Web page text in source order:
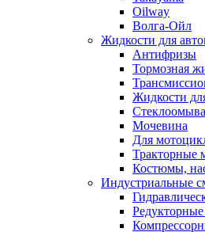
Oilway
Волга-Ойл
Жидкости для
Антифризы
Тормозная
Жидкости
Мочевина
Для
Тракторные
Костюмы,
Индустриальные
Редукторные